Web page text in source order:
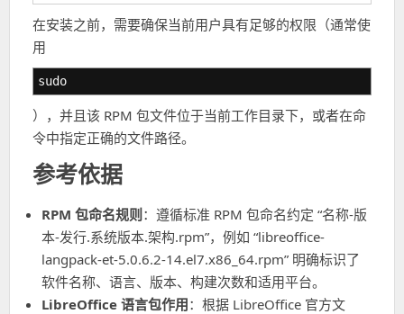
在安装之前，需要确保当前用户具有足够的权限（通常使
用
sudo
），并且该 RPM 包文件位于当前工作目录下，或者在命
令中指定正确的文件路径。
参考依据
RPM 包命名规则 ：遵循标准 RPM 包命名约定 “名称-版
本-发行.系统版本.架构.rpm”，例如 “libreoffice-
langpack-et-5.0.6.2-14.el7.x86_64.rpm” 明确标识了
软件名称、语言、版本、构建次数和适用平台。
LibreOffice 语言包作用：根据 LibreOffice 官方文